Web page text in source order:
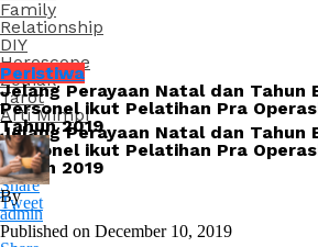
Family
Relationship
DIY
Horoscope
Zodiak
Tarot
Arti Mimpi
Jelang Perayaan Natal dan Tahun
Personel ikut Pelatihan Pra
Tahun 2019
Share
Tweet
Peristiwa
Jelang Perayaan Natal dan Tahun
Personel ikut Pelatihan Pra
Tahun 2019
By
admin
Published on December 10, 2019